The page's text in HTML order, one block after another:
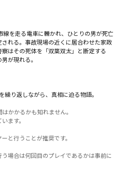
線を走る電車に轢かれ、ひとりの男が死亡
れる。事故現場の近くに居合わせた家政
はその死体を「双葉双太」と断定する
が現れる。
り返しながら、真相に迫る物語。
かかるかも知れません。
ます。
と行うことが推奨です。
場合は何回目のプレイであるかは事前に